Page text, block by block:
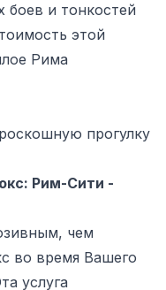
боев и тонкостей
этой
Рима
прогулку
Рим-Сити -
чем
во время Вашего
услуга